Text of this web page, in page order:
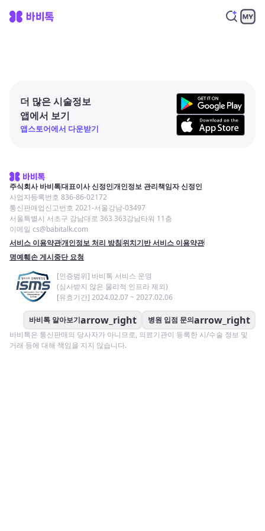
더 많은 시술정보
앱에서 보기
앱스토어에서 다운받기
주식회사 바비톡대표이사 신정인개인정보 관리책임자 신정인
사업자등록번호 836-86-02172
통신판매업신고번호 2021-서울강남-03497
서울특별시 서초구 강남대로 363 363강남타워 11층
이메일 cs@babitalk.com
서비스 이용약관개인정보 처리 방침위치기반 서비스 이용약관
명예훼손 게시중단 요청
[인증범위] 바비톡 서비스 운영
(심사받지 않은 물리적 인프라 제외)
[유효기간] 2024.02.07 ~ 2027.02.06
바비톡 알아보기arrow_right 병원 입점 문의arrow_right
바비톡은 통신판매의 당사자가 아니므로, 의료기관이 등록한 시/수술 정보 및
거래 등에 대해 책임을 지지 않습니다.